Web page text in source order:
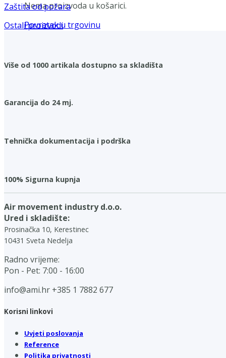
Nema proizvoda u košarici.
Povratak u trgovinu
Zaštita od požara
Ostali proizvodi
Više od 1000 artikala dostupno sa skladišta
Garancija do 24 mj.
Tehnička dokumentacija i podrška
100% Sigurna kupnja
Air movement industry d.o.o.
Ured i skladište:
Prosinačka 10, Kerestinec
10431 Sveta Nedelja
Radno vrijeme:
Pon - Pet: 7:00 - 16:00
info@ami.hr +385 1 7882 677
Korisni linkovi
Uvjeti poslovanja
Reference
Politika privatnosti